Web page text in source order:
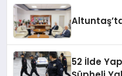
52 İlde